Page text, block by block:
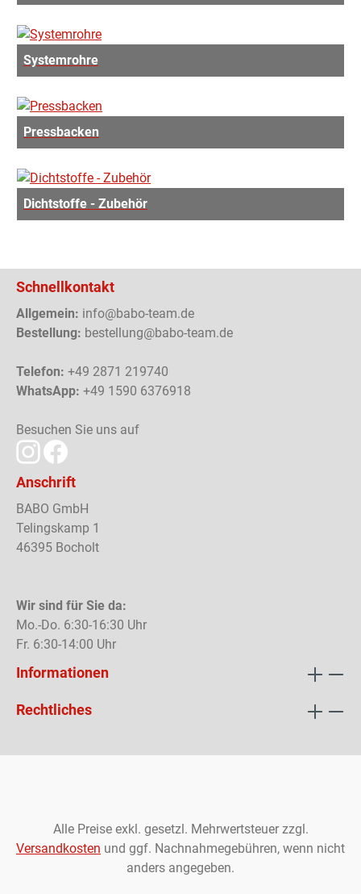
Systemrohre
Pressbacken
Dichtstoffe - Zubehör
Schnellkontakt
Allgemein: info@babo-team.de
Bestellung: bestellung@babo-team.de
Telefon: +49 2871 219740
WhatsApp: +49 1590 6376918
Besuchen Sie uns auf
Anschrift
BABO GmbH
Telingskamp 1
46395 Bocholt
Wir sind für Sie da:
Mo.-Do. 6:30-16:30 Uhr
Fr. 6:30-14:00 Uhr
Informationen
Rechtliches
Alle Preise exkl. gesetzl. Mehrwertsteuer zzgl.
Versandkosten und ggf. Nachnahmegebühren, wenn nicht
anders angegeben.